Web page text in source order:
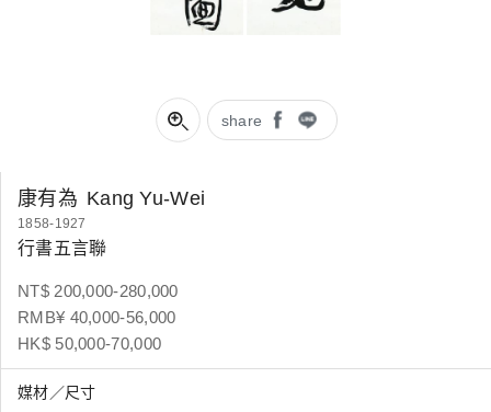
share
康有為 Kang Yu-Wei
1858-1927
行書五言聯
NT$ 200,000-280,000
RMB¥ 40,000-56,000
HK$ 50,000-70,000
媒材／尺寸